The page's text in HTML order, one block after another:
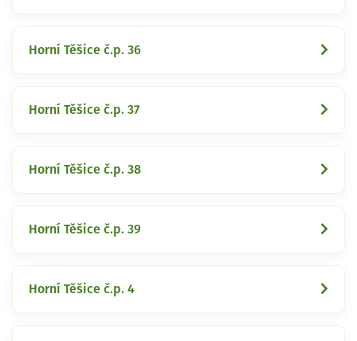
Horní Těšice č.p. 36
Horní Těšice č.p. 37
Horní Těšice č.p. 38
Horní Těšice č.p. 39
Horní Těšice č.p. 4